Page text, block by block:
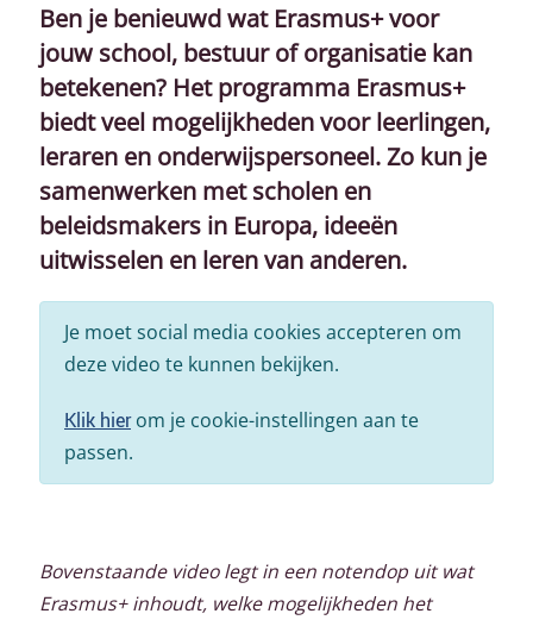
Ben je benieuwd wat Erasmus+ voor
jouw school, bestuur of organisatie kan
betekenen? Het programma Erasmus+
biedt veel mogelijkheden voor leerlingen,
leraren en onderwijspersoneel. Zo kun je
samenwerken met scholen en
beleidsmakers in Europa, ideeën
uitwisselen en leren van anderen.
Je moet social media cookies accepteren om
deze video te kunnen bekijken.
Klik hierom je cookie-instellingen aan te
passen.
Bovenstaande video legt in een notendop uit wat
Erasmus+ inhoudt, welke mogelijkheden het